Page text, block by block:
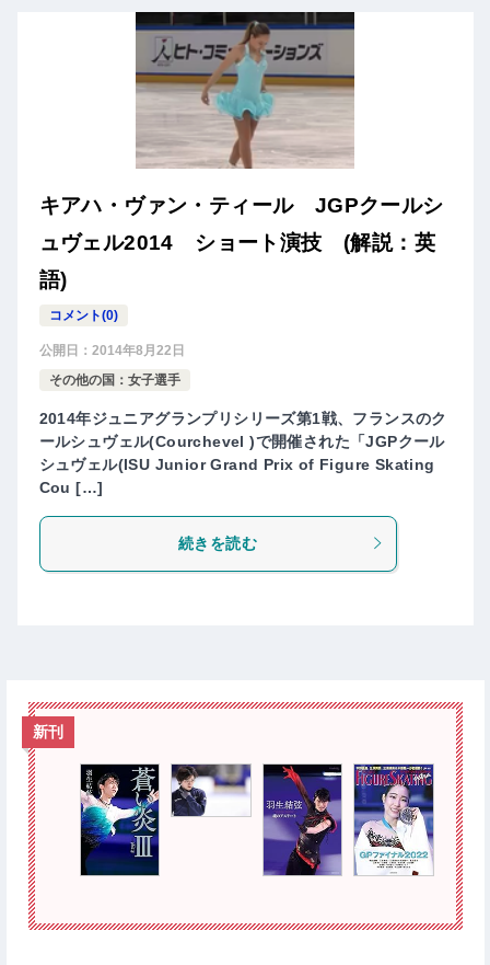
キアハ・ヴァン・ティール JGPクールシ
ュヴェル2014 ショート演技 (解説：英
語)
コメント(0)
公開日： 2014年8月22日
その他の国：女子選手
2014年ジュニアグランプリシリーズ第1戦、フランスのク
ールシュヴェル(Courchevel )で開催された「JGPクール
シュヴェル(ISU Junior Grand Prix of Figure Skating
Cou […]
続きを読む
新刊